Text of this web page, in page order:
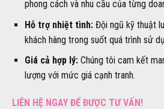
phong cách và nhu cầu của từng
Hỗ trợ nhiệt tình:Đội ngũ kỹ thuật
khách hàng trong suốt quá trình sử
Giá cả hợp lý:Chúng tôi cam kết
lượng với mức giá cạnh tranh.
LIÊN HỆ NGAY ĐỂ ĐƯỢC TƯ VẤN!